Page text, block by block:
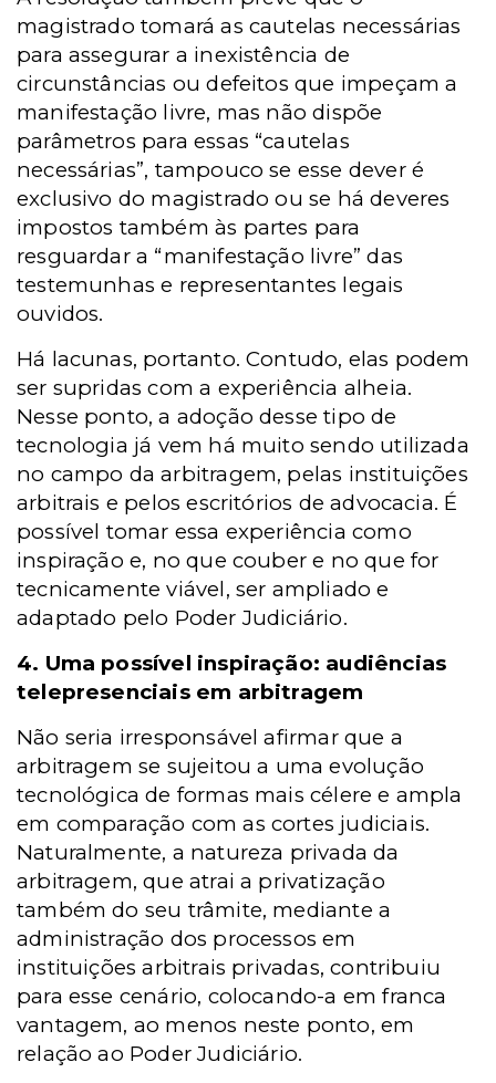
magistrado tomará as cautelas necessárias
para assegurar a inexistência de
circunstâncias ou defeitos que impeçam a
manifestação livre, mas não dispõe
parâmetros para essas “cautelas
necessárias”, tampouco se esse dever é
exclusivo do magistrado ou se há deveres
impostos também às partes para
resguardar a “manifestação livre” das
testemunhas e representantes legais
ouvidos.
Há lacunas, portanto. Contudo, elas podem
ser supridas com a experiência alheia.
Nesse ponto, a adoção desse tipo de
tecnologia já vem há muito sendo utilizada
no campo da arbitragem, pelas instituições
arbitrais e pelos escritórios de advocacia. É
possível tomar essa experiência como
inspiração e, no que couber e no que for
tecnicamente viável, ser ampliado e
adaptado pelo Poder Judiciário.
4. Uma possível inspiração: audiências
telepresenciais em arbitragem
Não seria irresponsável afirmar que a
arbitragem se sujeitou a uma evolução
tecnológica de formas mais célere e ampla
em comparação com as cortes judiciais.
Naturalmente, a natureza privada da
arbitragem, que atrai a privatização
também do seu trâmite, mediante a
administração dos processos em
instituições arbitrais privadas, contribuiu
para esse cenário, colocando-a em franca
vantagem, ao menos neste ponto, em
relação ao Poder Judiciário.